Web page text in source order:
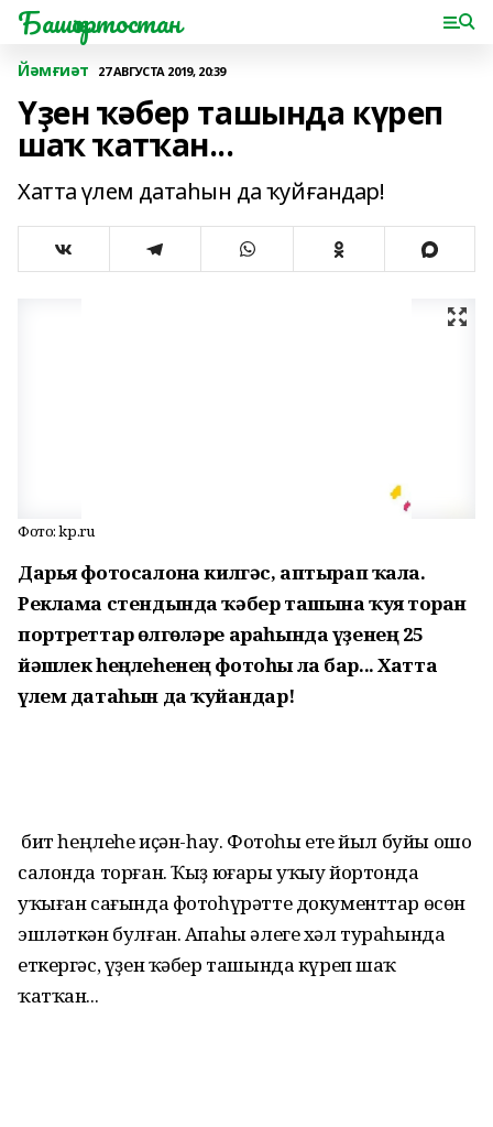
Башҡортостан
Йәмғиәт 27 АВГУСТА 2019, 20:39
Үҙен ҡәбер ташында күреп
шаҡ ҡатҡан...
Хатта үлем датаһын да ҡуйғандар!
Фото: kp.ru
Дарья фотосалонға килгәс, аптырап ҡала.
Реклама стендында ҡәбер ташына ҡуя торған
портреттар өлгөләре араһында үҙенең 25
йәшлек һеңлеһенең фотоһы ла бар... Хатта
үлем датаһын да ҡуйғандар!
Ә бит һеңлеһе иҫән-һау. Фотоһы ете йыл буйы ошо
салонда торған. Ҡыҙ юғары уҡыу йортонда
уҡыған сағында фотоһүрәтте документтар өсөн
эшләткән булған. Апаһы әлеге хәл тураһында
еткергәс, үҙен ҡәбер ташында күреп шаҡ
ҡатҡан...